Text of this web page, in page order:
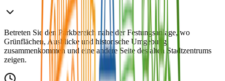
Betreten Sie den Parkbereich nahe der Festungsanlage, wo
Grünflächen, Ausblicke und historische Umgebung
zusammenkommen und eine andere Seite des alten Stadtzentrums
zeigen.